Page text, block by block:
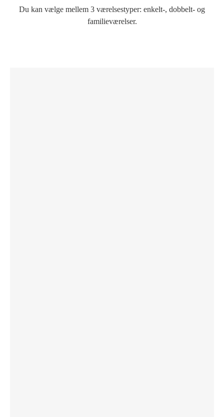
Du kan vælge mellem 3 værelsestyper: enkelt-, dobbelt- og
familieværelser.